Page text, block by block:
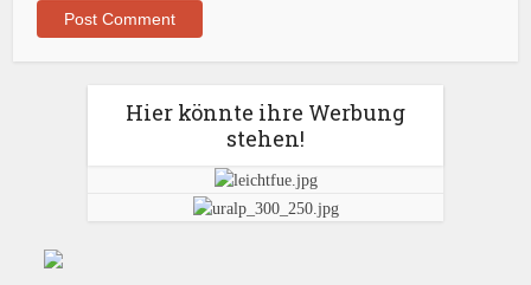
Hier könnte ihre Werbung
stehen!